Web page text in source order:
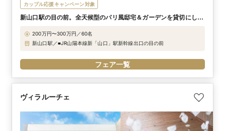
カップル応援キャンペーン対象
新山口駅の目の前。全天候型のパリ風邸宅＆ガーデンを貸切にして
200万円〜300万円／60名
新山口駅／■JR山陽本線新「山口」駅新幹線出口の目の前
フェア一覧
ヴィラルーチェ